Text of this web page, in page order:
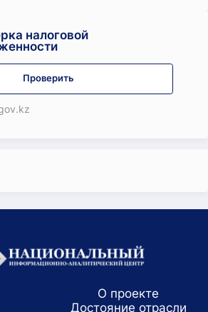
налоговой
Проверить
О проекте
Достояние отрасли